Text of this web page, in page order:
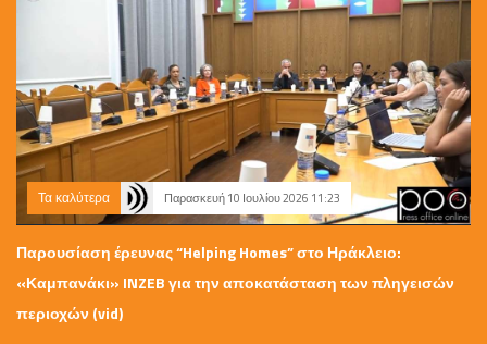
Τα καλύτερα Παρασκευή 10 Ιουλίου 2026 11:23
Παρουσίαση έρευνας “Helping Homes” στο Ηράκλειο:
«Καμπανάκι» INZEB για την αποκατάσταση των πληγεισών
περιοχών (vid)